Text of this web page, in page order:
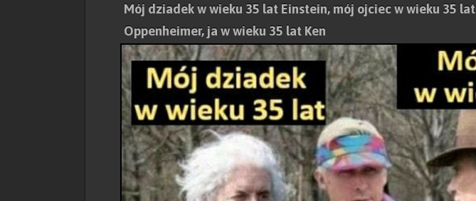
Mój dziadek w wieku 35 lat Einstein, mój ojciec w wieku 35 lat
Oppenheimer, ja w wieku 35 lat Ken